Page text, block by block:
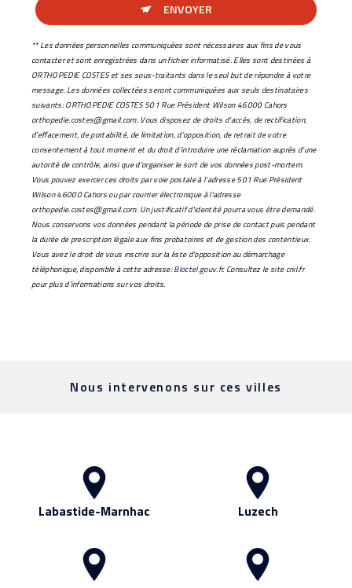
ENVOYER
** Les données personnelles communiquées sont nécessaires aux fins de vous
contacter et sont enregistrées dans un fichier informatisé. Elles sont destinées à
ORTHOPEDIE COSTES et ses sous-traitants dans le seul but de répondre à votre
message. Les données collectées seront communiquées aux seuls destinataires
suivants: ORTHOPEDIE COSTES 501 Rue Président Wilson 46000 Cahors
orthopedie.costes@gmail.com. Vous disposez de droits d’accès, de rectification,
d’effacement, de portabilité, de limitation, d’opposition, de retrait de votre
consentement à tout moment et du droit d’introduire une réclamation auprès d’une
autorité de contrôle, ainsi que d’organiser le sort de vos données post-mortem.
Vous pouvez exercer ces droits par voie postale à l'adresse 501 Rue Président
Wilson 46000 Cahors ou par courrier électronique à l'adresse
orthopedie.costes@gmail.com. Un justificatif d'identité pourra vous être demandé.
Nous conservons vos données pendant la période de prise de contact puis pendant
la durée de prescription légale aux fins probatoires et de gestion des contentieux.
Vous avez le droit de vous inscrire sur la liste d'opposition au démarchage
téléphonique, disponible à cette adresse:Bloctel.gouv.fr. Consultez le site cnil.fr
pour plus d’informations sur vos droits.
Nous intervenons sur ces villes
Labastide-Marnhac Luzech